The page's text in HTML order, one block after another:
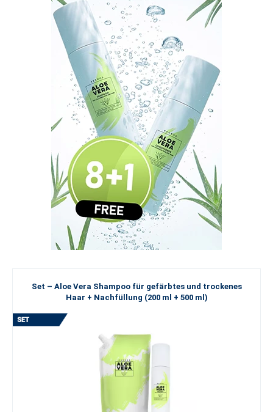
Set – Aloe Vera Shampoo für gefärbtes und trockenes
Haar + Nachfüllung (200 ml + 500 ml)